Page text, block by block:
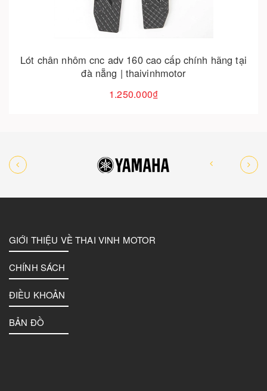
Lót chân nhôm cnc adv 160 cao cấp chính hãng tại
đà nẵng | thaivinhmotor
1.250.000₫
GIỚI THIỆU VỀ THAI VINH MOTOR
CHÍNH SÁCH
ĐIỀU KHOẢN
BẢN ĐỒ